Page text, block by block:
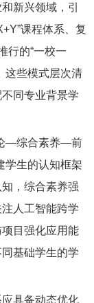
新兴领域，引
课程体系、复
行的“一校一
这些模式层次清
同专业背景学
—综合素养—前
学生的认知框架
，综合素养强
人工智能跨学
目强化应用能
基础学生的学
具备动态优化